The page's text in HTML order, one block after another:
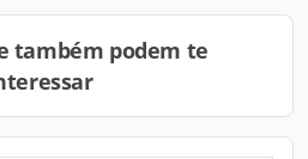
também podem te